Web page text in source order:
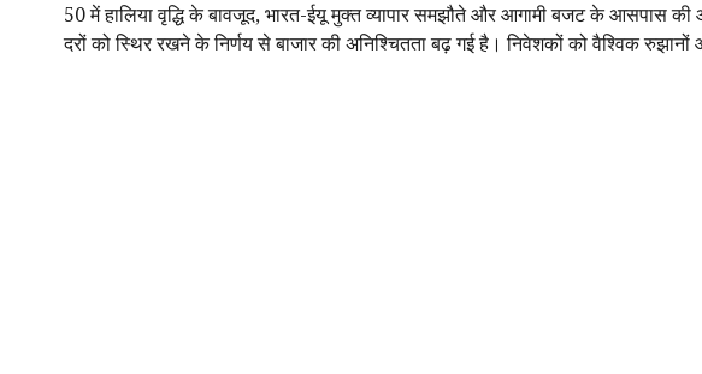
50 में हालिया वृद्धि के बावजूद, भारत-ईयू मुक्त व्यापार समझौते और आगामी बजट के आसपास
दरों को स्थिर रखने के निर्णय से बाजार की अनिश्चितता बढ़ गई है। निवेशकों को वैश्विक